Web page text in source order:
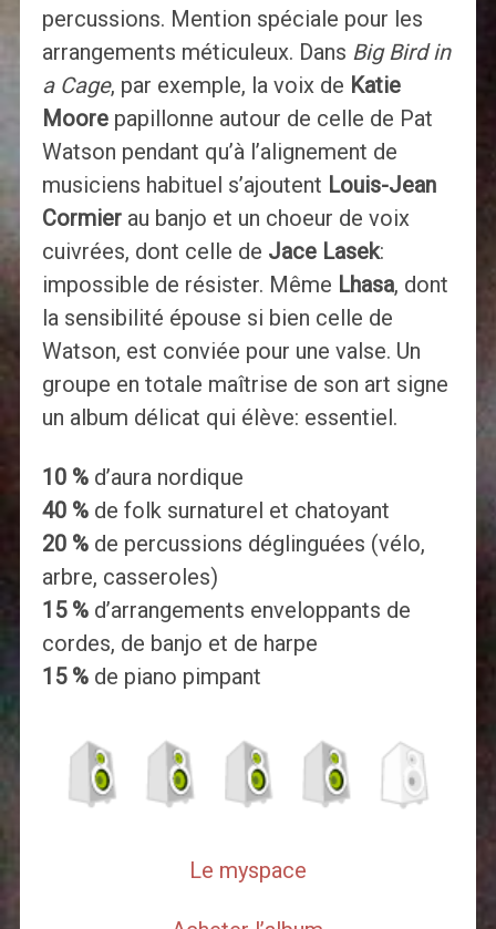
percussions. Mention spéciale pour les
arrangements méticuleux. Dans Big Bird in
a Cage, par exemple, la voix de Katie
Moorepapillonne autour de celle de Pat
Watson pendant qu’à l’alignement de
musiciens habituel s’ajoutent Louis-Jean
Cormierau banjo et un choeur de voix
cuivrées, dont celle de Jace Lasek:
impossible de résister. Même Lhasa, dont
la sensibilité épouse si bien celle de
Watson, est conviée pour une valse. Un
groupe en totale maîtrise de son art signe
un album délicat qui élève: essentiel.
10 %d’aura nordique
40 %de folk surnaturel et chatoyant
20 %de percussions déglinguées (vélo,
arbre, casseroles)
15 %d’arrangements enveloppants de
cordes, de banjo et de harpe
15 %de piano pimpant
Le myspace